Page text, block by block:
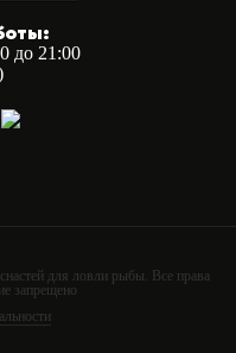
до 21:00
для ловли рыбы. Все права
запрещено